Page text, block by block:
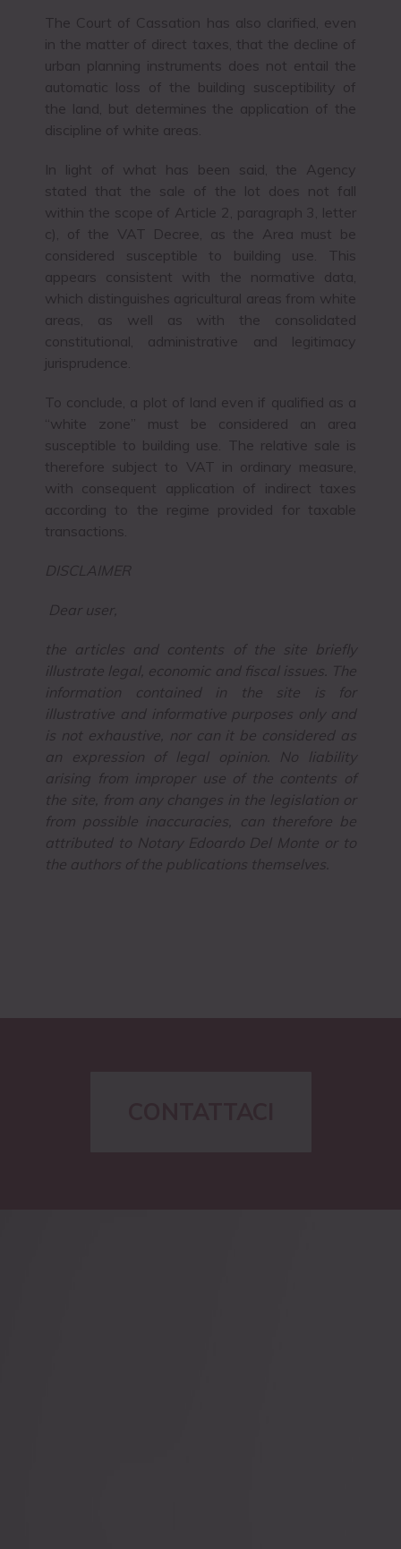
The Court of Cassation has also clarified, even
in the matter of direct taxes, that the decline of
urban planning instruments does not entail the
automatic loss of the building susceptibility of
the land, but determines the application of the
discipline of white areas.
In light of what has been said, the Agency
stated that the sale of the lot does not fall
within the scope of Article 2, paragraph 3, letter
c), of the VAT Decree, as the Area must be
considered susceptible to building use. This
appears consistent with the normative data,
which distinguishes agricultural areas from white
areas, as well as with the consolidated
constitutional, administrative and legitimacy
jurisprudence.
To conclude, a plot of land even if qualified as a
“white zone” must be considered an area
susceptible to building use. The relative sale is
therefore subject to VAT in ordinary measure,
with consequent application of indirect taxes
according to the regime provided for taxable
transactions.
DISCLAIMER
Dear user,
the articles and contents of the site briefly
illustrate legal, economic and fiscal issues. The
information contained in the site is for
illustrative and informative purposes only and
is not exhaustive, nor can it be considered as
an expression of legal opinion. No liability
arising from improper use of the contents of
the site, from any changes in the legislation or
from possible inaccuracies, can therefore be
attributed to Notary Edoardo Del Monte or to
the authors of the publications themselves.